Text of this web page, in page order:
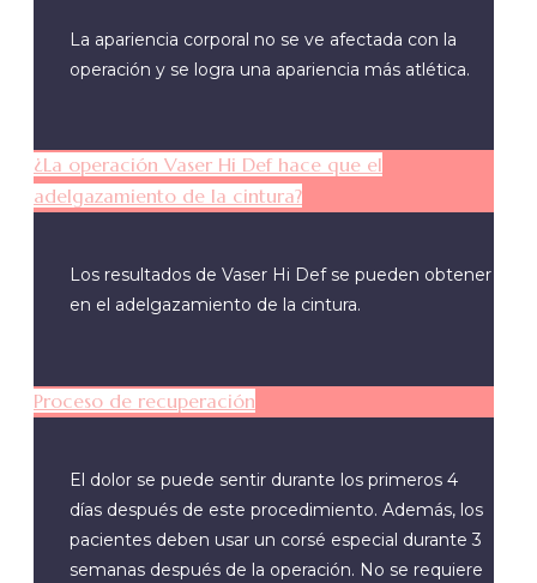
La apariencia corporal no se ve afectada con la
operación y se logra una apariencia más atlética.
¿La operación Vaser Hi Def hace que el
adelgazamiento de la cintura?
Los resultados de Vaser Hi Def se pueden obtener
en el adelgazamiento de la cintura.
Proceso de recuperación
El dolor se puede sentir durante los primeros 4
días después de este procedimiento. Además, los
pacientes deben usar un corsé especial durante 3
semanas después de la operación. No se requiere